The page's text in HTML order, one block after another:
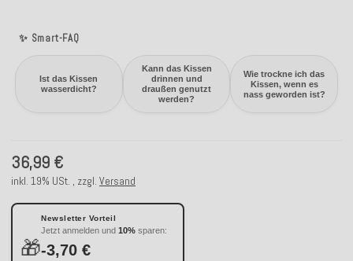
✨ Smart-FAQ
Ist das Kissen
wasserdicht?
Kann das Kissen
drinnen und
draußen genutzt
werden?
Wie trockne ich das
Kissen, wenn es
nass geworden ist?
36,99 €
inkl. 19% USt. , zzgl. Versand
🎁
Newsletter Vorteil
Jetzt anmelden und 10% sparen:
-3,70 €